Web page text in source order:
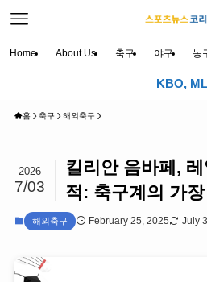
Home About Us 축구 야구 농
KBO, MLB,
홈 축구 해외축구
킬리안 음바페,
적: 축구계의 가
2026
7/03
해외축구 February 25, 2025 July